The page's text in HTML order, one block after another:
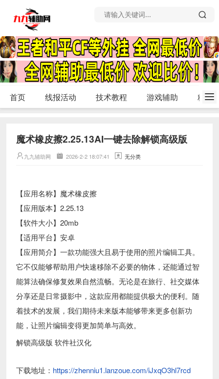
首页 线报活动 技术教程 游戏辅助 精品
魔术橡皮擦2.25.13AI一键去除解锁高级版
九九辅助网 2026-2-2 18:07:41 无分类
【应用名称】魔术橡皮擦
【应用版本】2.25.13
【软件大小】20mb
【适用平台】安卓
【应用简介】一款功能强大且易于使用的照片编辑工具。
它不仅能够帮助用户快速移除不必要的物体，还能通过智
能算法确保修复效果自然流畅。无论是在旅行、社交媒体
分享还是日常摄影中，这款应用都能提供极大的便利。随
着技术的发展，我们期待未来版本能够带来更多创新功
能，让照片编辑变得更加简单与高效。
解锁高级版 软件社汉化
下载地址： https://zhenniu1.lanzoue.com/iJxqO3hl7rcd